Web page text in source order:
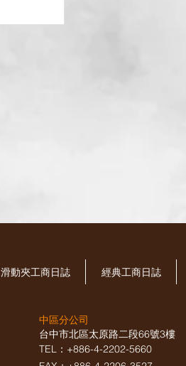
滑動夾工商日誌 經典工商日誌
中區分公司
台中市北區太原路二段66號3樓
TEL：+886-4-2202-5660